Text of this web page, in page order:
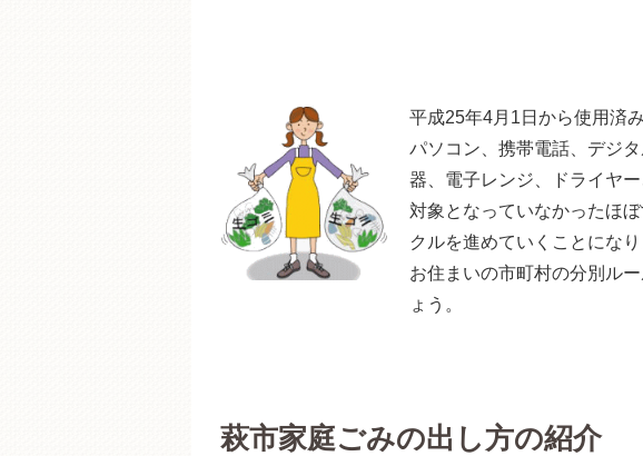
平成25年4月1日から使用済
パソコン、携帯電話、デジ
器、電子レンジ、ドライヤ
対象となっていなかったほ
クルを進めていくことになり
お住まいの市町村の分別ル
ょう。
萩市家庭ごみの出し方の紹介